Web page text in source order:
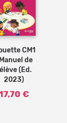
Ajouter
au
CM1
de
(Ed.
2023)
€